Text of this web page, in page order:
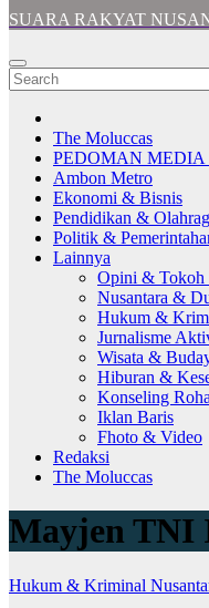
SUARA RAKYAT
The Moluccas
PEDOMAN MEDIA
Ambon Metro
Ekonomi & Bisnis
Pendidikan &
Politik &
Lainnya
Opini & Tokoh
Nusantara &
Hukum &
Jurnalisme
Wisata &
Hiburan &
Konseling
Iklan Baris
Fhoto & Video
Redaksi
The Moluccas
Mayjen TNI
Hukum & Kriminal